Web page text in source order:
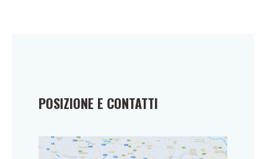
POSIZIONE E CONTATTI